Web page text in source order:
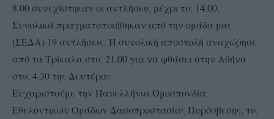
8.00 συνεχίστηκαν οι αντλήσεις μέχρι τις 14.00.
Συνολικά πραγματοποιήθηκαν από την ομάδα μας
(ΣΕΔΑ) 19 αντλήσεις. Η συνολική αποστολή αναχώρησε
από τα Τρίκαλα στις 21.00 για να φθάσει στην Αθήνα
στις 4.30 της Δευτέρας
Ευχαριστούμε την Πανελλήνια Ομοσπονδία
Εθελοντικών Ομάδων Δασοπροστασίας Πυρόσβεσης, τις